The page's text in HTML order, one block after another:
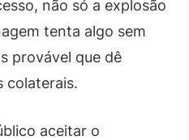
não só a explosão
tenta algo sem
provável que dê
colaterais.
aceitar o